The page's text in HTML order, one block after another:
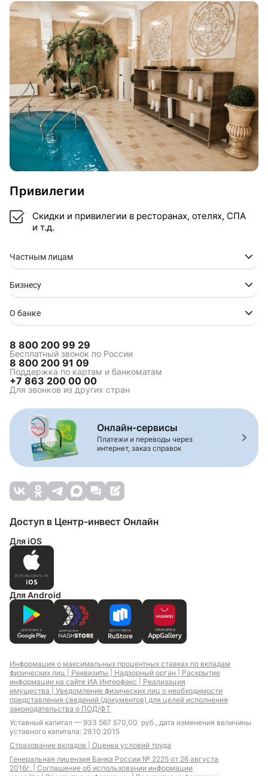
Привилегии
Скидки и привилегии в ресторанах, отелях, СПА
и т.д.
Частным лицам
Бизнесу
О банке
8 800 200 99 29
Бесплатный звонок по России
8 800 200 91 09
Поддержка по картам и банкоматам
+7 863 200 00 00
Для звонков из других стран
Онлайн-сервисы
Платежи и переводы через
интернет, заказ справок
Доступ в Центр-инвест Онлайн
Для iOS
Для Android
Информация о максимальных процентных ставках по вкладам
физических лиц | Реквизиты | Надзорный орган | Раскрытие
информации на сайте ИА Интерфакс | Реализация
имущества | Уведомление физических лиц о необходимости
представления сведений (документов) для целей исполнения
законодательства о ПОД/ФТ
Уставный капитал — 933 567 570,00 руб., дата изменения величины
уставного капитала: 29.10.2015
Страхование вкладов | Оценка условий труда
Генеральная лицензия Банка России № 2225 от 26 августа
2016г. | Соглашение об использовании информации